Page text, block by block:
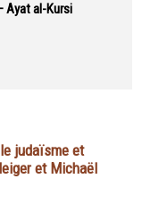
Ayat al-Kursi
judaïsme et
et Michaël